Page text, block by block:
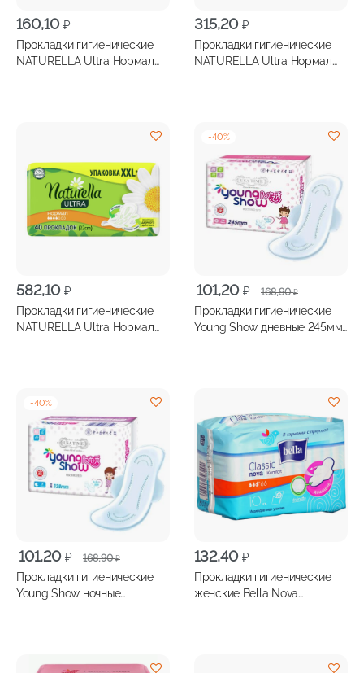
160,10 ₽
Прокладки гигиенические
NATURELLA Ultra Нормал
315,20 ₽
Прокладки гигиенические
NATURELLA Ultra Нормал
582,10 ₽
Прокладки гигиенические
NATURELLA Ultra Нормал
-40%
168,90₽
Первоначальная
цена
составляла
101,20 ₽
Текущая
цена:
101,20 ₽.
Прокладки гигиенические
Young Show дневные 245мм
-40%
168,90₽
Первоначальная
цена
составляла
101,20 ₽
Текущая
цена:
101,20 ₽.
Прокладки гигиенические
Young Show ночные
132,40 ₽
Прокладки гигиенические
женские Bella Nova